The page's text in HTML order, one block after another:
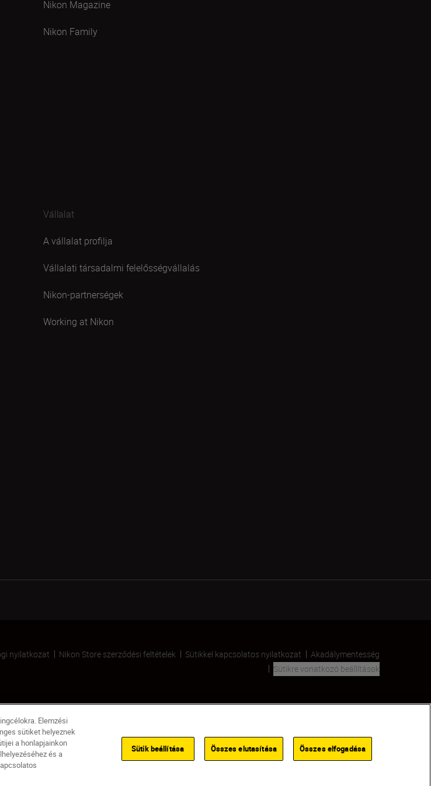
Nikon Magazine
Nikon Family
Vállalat
A vállalat profilja
Vállalati társadalmi felelősségvállalás
Nikon-partnerségek
Working at Nikon
nyilatkozat Nikon Store szerződési feltételek Sütikkel kapcsolatos nyilatkozat
Akadálymentesség
Sütikre vonatkozó beállítások
Elemzési
sütiket helyeznek
a honlapjainkon
és a
Sütik beállítása Összes elutasítása Összes elfogadása